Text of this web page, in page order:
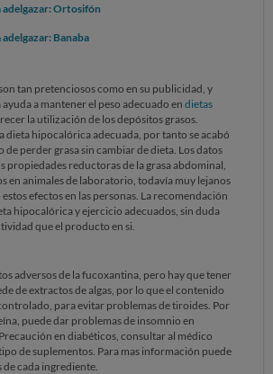
adelgazar: Ortosifón
Banaba
tan pretenciosos como en su publicidad, y
a mantener el peso adecuado en dietas
la utilización de los depósitos grasos.
dieta hipocalórica adecuada, por tanto se acabó
de perder grasa sin cambiar de dieta. Los datos
propiedades reductoras de la grasa abdominal,
en animales de laboratorio, todavía muy lejanos
efectos en las personas. La recomendación
hipocalórica y ejercicio adecuados, sin duda
que el producto en si.
adversos de la fucoxantina, pero hay que tener
de extractos de algas, por lo que el contenido
para evitar problemas de tiroides. Por
puede dar problemas de insomnio en
en diabéticos, consultar al médico
de suplementos. Para mas información puede
cada ingrediente.